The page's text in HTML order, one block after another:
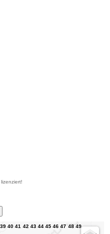
lizenziert!